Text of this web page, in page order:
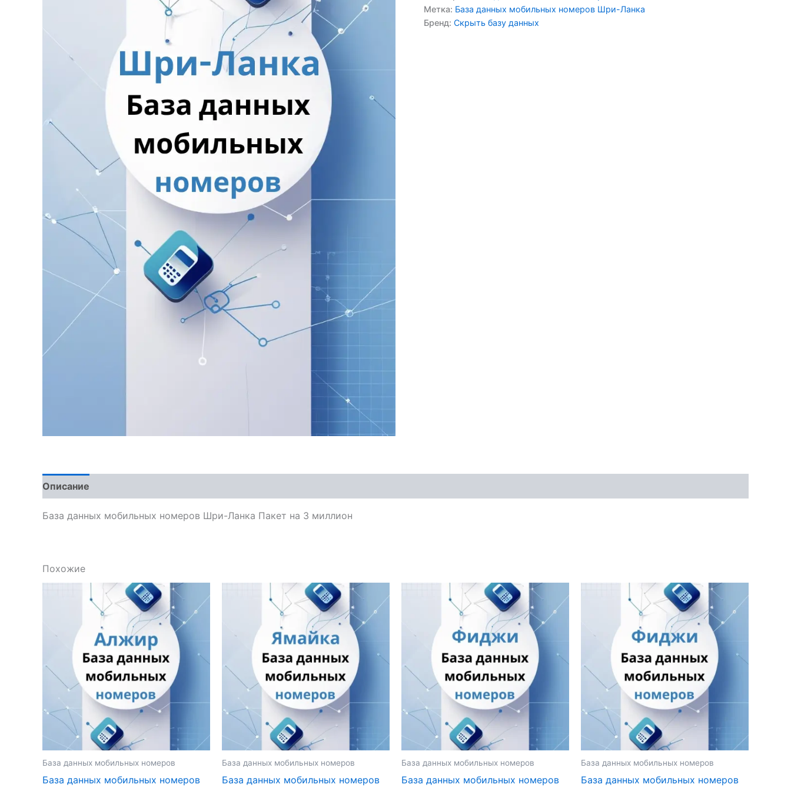
Метка: База данных мобильных номеров Шри-Ланка
Бренд: Скрыть базу данных
Описание
База данных мобильных номеров Шри-Ланка Пакет на 3 миллион
Похожие
База данных мобильных номеров
База данных мобильных номеров
База данных мобильных номеров
База данных мобильных номеров
База данных мобильных номеров
База данных мобильных номеров
База данных мобильных номеров
База данных мобильных номеров